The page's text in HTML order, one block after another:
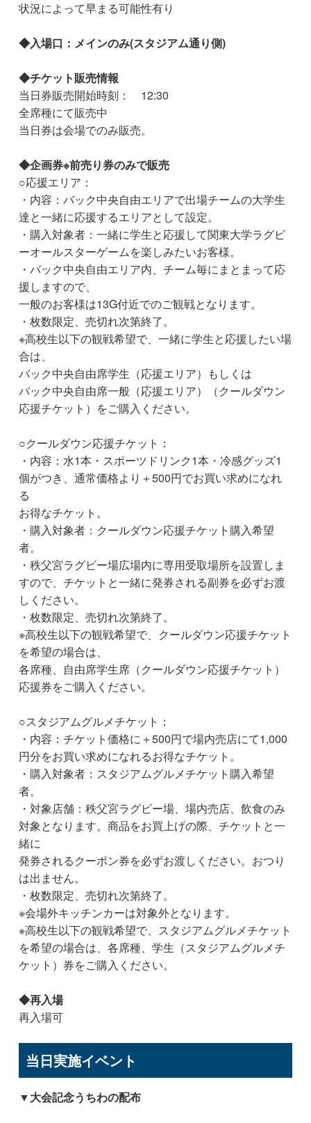
状況によって早まる可能性有り
◆入場口：メインのみ(スタジアム通り側)
◆チケット販売情報
当日券販売開始時刻： 12:30
全席種にて販売中
当日券は会場でのみ販売。
◆企画券※前売り券のみで販売
○応援エリア：
・内容：バック中央自由エリアで出場チームの大学生
達と一緒に応援するエリアとして設定。
・購入対象者：一緒に学生と応援して関東大学ラグビ
ーオールスターゲームを楽しみたいお客様。
・バック中央自由エリア内、チーム毎にまとまって応
援しますので、
一般のお客様は13G付近でのご観戦となります。
・枚数限定、売切れ次第終了。
※高校生以下の観戦希望で、一緒に学生と応援したい場
合は、
バック中央自由席学生（応援エリア）もしくは
バック中央自由席一般（応援エリア）（クールダウン
応援チケット）をご購入ください。
○クールダウン応援チケット：
・内容：水1本・スポーツドリンク1本・冷感グッズ1
個がつき、通常価格より＋500円でお買い求めになれ
る
お得なチケット。
・購入対象者：クールダウン応援チケット購入希望
者。
・秩父宮ラグビー場広場内に専用受取場所を設置しま
すので、チケットと一緒に発券される副券を必ずお渡
しください。
・枚数限定、売切れ次第終了。
※高校生以下の観戦希望で、クールダウン応援チケット
を希望の場合は、
各席種、自由席学生席（クールダウン応援チケット）
応援券をご購入ください。
○スタジアムグルメチケット：
・内容：チケット価格に＋500円で場内売店にて1,000
円分をお買い求めになれるお得なチケット。
・購入対象者：スタジアムグルメチケット購入希望
者。
・対象店舗：秩父宮ラグビー場、場内売店、飲食のみ
対象となります。商品をお買上げの際、チケットと一
緒に
発券されるクーポン券を必ずお渡しください。おつり
は出ません。
・枚数限定、売切れ次第終了。
※会場外キッチンカーは対象外となります。
※高校生以下の観戦希望で、スタジアムグルメチケット
を希望の場合は、各席種、学生（スタジアムグルメチ
ケット）券をご購入ください。
◆再入場
再入場可
当日実施イベント
▼大会記念うちわの配布